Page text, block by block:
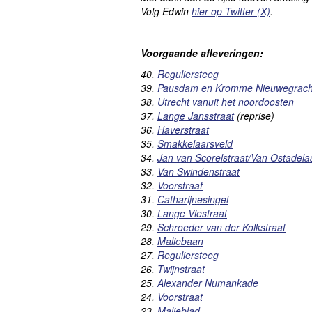
Volg Edwin hier op Twitter (X).
Voorgaande afleveringen:
40. Reguliersteeg
39. Pausdam en Kromme
38. Utrecht vanuit het noordoosten
37. Lange Jansstraat(reprise)
36. Haverstraat
35. Smakkelaarsveld
34. Jan van Scorelstraat/Van
33. Van Swindenstraat
32. Voorstraat
31. Catharijnesingel
30. Lange Viestraat
29. Schroeder van der Kolkstraat
28. Maliebaan
27. Reguliersteeg
26. Twijnstraat
25.Alexander Numankade
24. Voorstraat